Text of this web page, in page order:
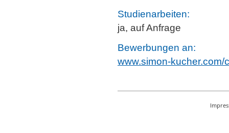
Studienarbeiten:
ja, auf Anfrage
Bewerbungen an:
www.simon-kucher.com/